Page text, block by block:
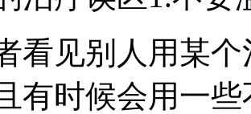
看见别人用某
有时候会用一